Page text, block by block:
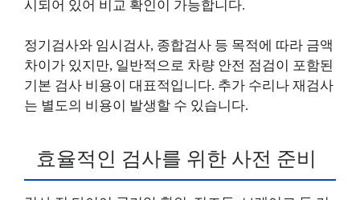
시되어 있어 비교 확인이 가능합니다.
정기검사와 임시검사, 종합검사 등 목적에 따라 금액
차이가 있지만, 일반적으로 차량 안전 점검이 포함된
기본 검사 비용이 대표적입니다. 추가 수리나 재검사
는 별도의 비용이 발생할 수 있습니다.
효율적인 검사를 위한 사전 준비